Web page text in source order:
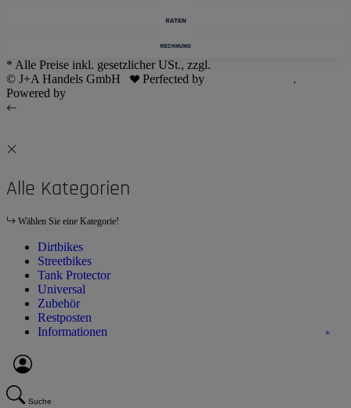
* Alle Preise inkl. gesetzlicher USt., zzgl.
© J+A Handels GmbH
Perfected by
.
Powered by
Alle Kategorien
Wählen Sie eine Kategorie!
Dirtbikes
Streetbikes
Tank Protector
Universal
Zubehör
Restposten
Informationen
Suche